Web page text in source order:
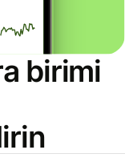
birimi